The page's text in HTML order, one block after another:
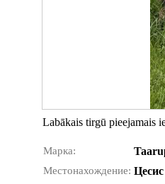
Labākais tirgū pieejamais
Марка:
Местонахождение: